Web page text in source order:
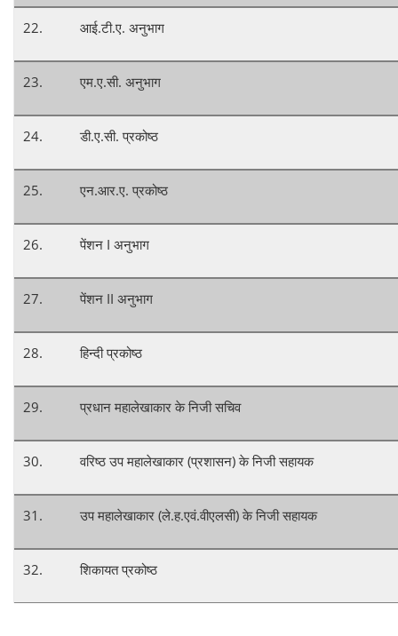
22. आई.टी.ए. अनुभाग
23. एम.ए.सी. अनुभाग
24. डी.ए.सी. प्रकोष्ठ
25. एन.आर.ए. प्रकोष्ठ
26. पेंशन I अनुभाग
27. पेंशन II अनुभाग
28. हिन्दी प्रकोष्ठ
29. प्रधान महालेखाकार के निजी सचिव
30. वरिष्ठ उप महालेखाकार (प्रशासन) के निजी सहायक
31. उप महालेखाकार (ले.ह.एवं.वीएलसी) के निजी सहायक
32. शिकायत प्रकोष्ठ